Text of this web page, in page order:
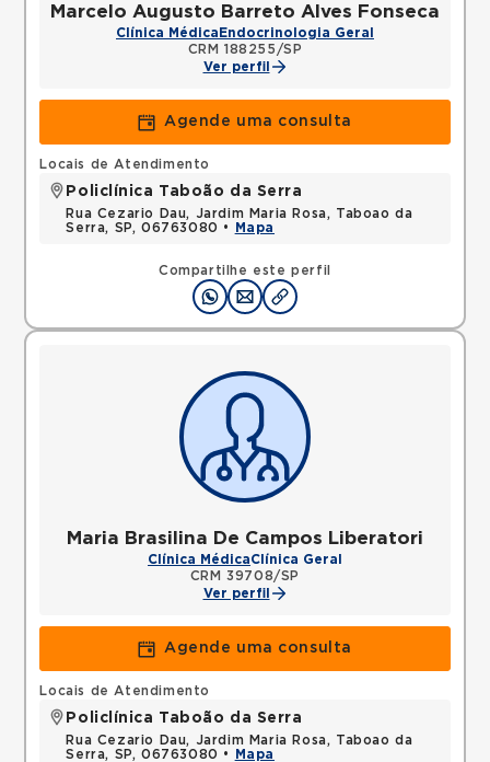
Marcelo Augusto Barreto Alves Fonseca
Clínica Médica Endocrinologia Geral
CRM 188255/SP
Ver perfil
Agende uma consulta
Compartilhe este perfil
Locais de Atendimento
Policlínica Taboão da Serra
Rua Cezario Dau, Jardim Maria Rosa, Taboao da
Serra, SP, 06763080 •
Mapa
Maria Brasilina De Campos Liberatori
Clínica MédicaClínica Geral
CRM 39708/SP
Ver perfil
Agende uma consulta
Locais de Atendimento
Policlínica Taboão da Serra
Rua Cezario Dau, Jardim Maria Rosa, Taboao da
Serra, SP, 06763080 •
Mapa